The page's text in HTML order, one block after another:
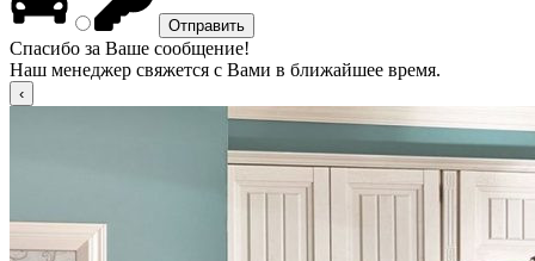
Спасибо за Ваше сообщение!
Наш менеджер свяжется с Вами в ближайшее время.